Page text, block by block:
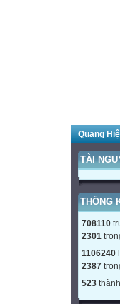
Quang
TÀI
THỐNG
708110
2301
1106240
2387
523